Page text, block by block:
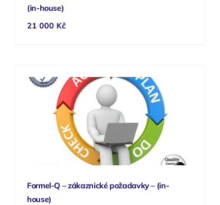
(in-house)
21 000 Kč
Formel-Q – zákaznické požadavky – (in-
house)